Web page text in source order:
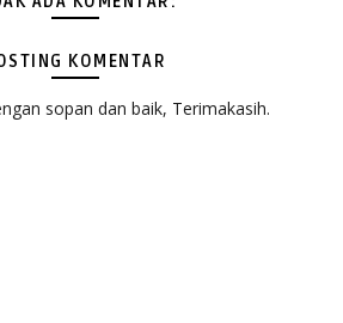
KOMENTAR
sopan dan baik, Terimakasih.